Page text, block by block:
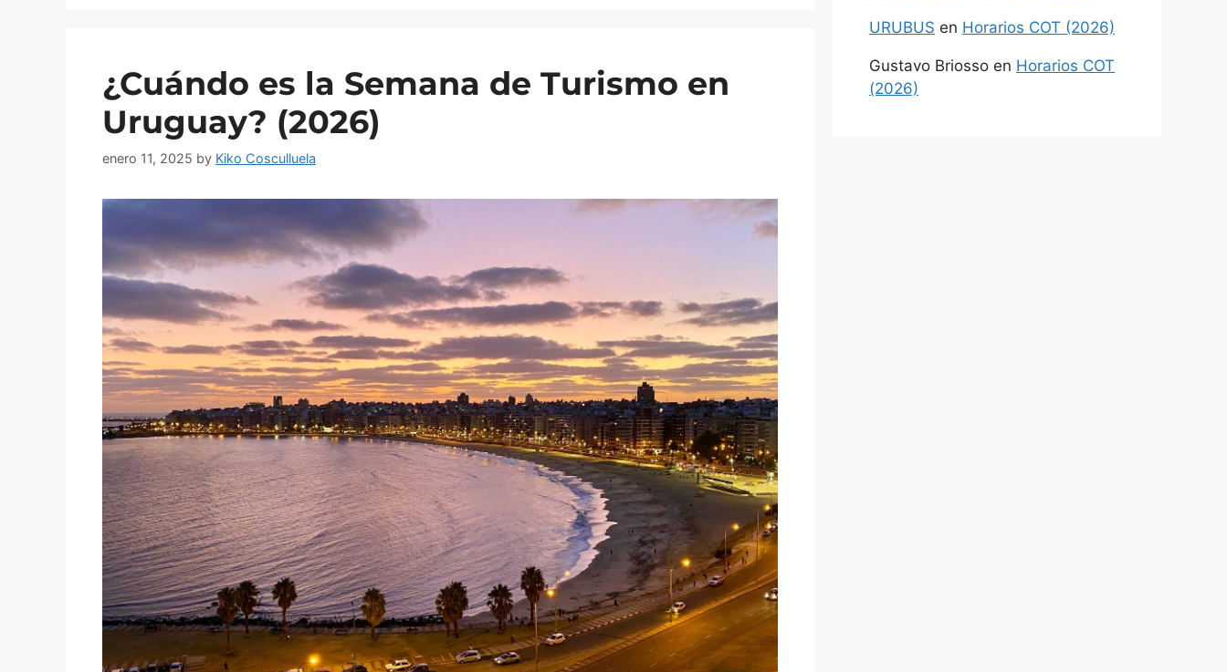
¿Cuándo es la Semana de Turismo en
Uruguay? (2026)
enero 11, 2025 by Kiko Cosculluela
URUBUS en Horarios COT (2026)
Gustavo Briosso en Horarios COT
(2026)